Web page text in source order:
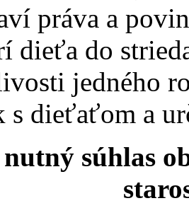
práva a
dieťa do
jedného
s dieťaťom a
nutný súhlas